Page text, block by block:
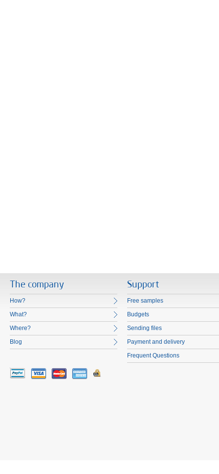
The company
How?
What?
Where?
Blog
Support
Free samples
Budgets
Sending files
Payment and delivery
Frequent Questions